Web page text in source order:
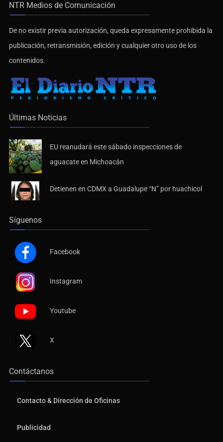
NTR Medios de Comunicación
De no existir previa autorización, queda expresamente prohibida la
publicación, retransmisión, edición y cualquier otro uso de los
contenidos.
Últimas Noticias
EU reanudará este sábado inspecciones de
aguacate en Michoacán
Detienen en CDMX a Guadalupe “N” por huachicol
Síguenos
Facebook
Instagram
Youtube
X
Contáctanos
Contacto & Dirección de Oficinas
Publicidad